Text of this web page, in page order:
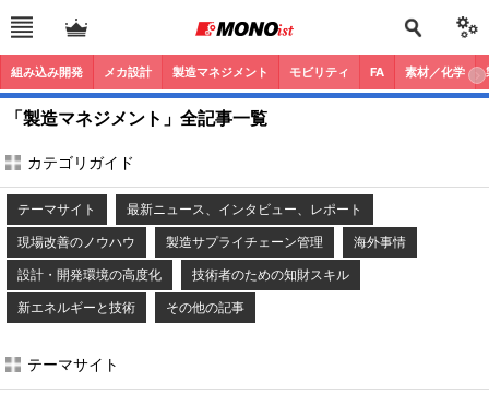
組み込み開発 メカ設計 製造マネジメント モビリティ FA 素材／化学
「製造マネジメント」全記事一覧
カテゴリガイド
テーマサイト
最新ニュース、インタビュー、レポート
現場改善のノウハウ
製造サプライチェーン管理
海外事情
設計・開発環境の高度化
技術者のための知財スキル
新エネルギーと技術
その他の記事
テーマサイト